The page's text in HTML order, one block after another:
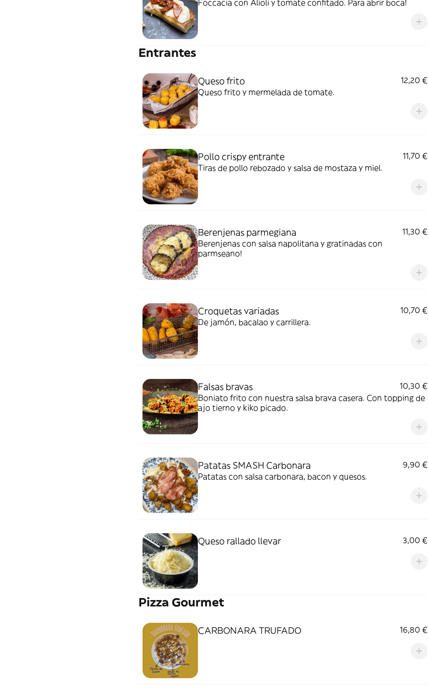
Foccacia con Alioli y tomate confitado. Para abrir boca!
Entrantes
Queso frito
12,20 €
Queso frito y mermelada de tomate.
Pollo crispy entrante
11,70 €
Tiras de pollo rebozado y salsa de mostaza y miel.
Berenjenas parmegiana
11,30 €
Berenjenas con salsa napolitana y gratinadas con
parmseano!
Croquetas variadas
10,70 €
De jamón, bacalao y carrillera.
Falsas bravas
10,30 €
Boniato frito con nuestra salsa brava casera. Con topping de
ajo tierno y kiko picado.
Patatas SMASH Carbonara
9,90 €
Patatas con salsa carbonara, bacon y quesos.
Queso rallado llevar 3,00 €
Pizza Gourmet
CARBONARA TRUFADO 16,80 €